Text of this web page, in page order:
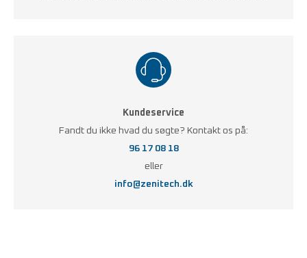
Kundeservice
Fandt du ikke hvad du søgte? Kontakt os på:
96 17 08 18
eller
info@zenitech.dk